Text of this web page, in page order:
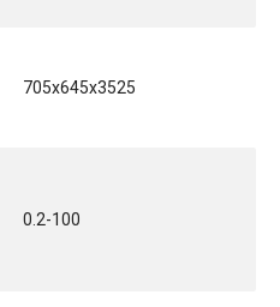
705x645x3525
0.2-100